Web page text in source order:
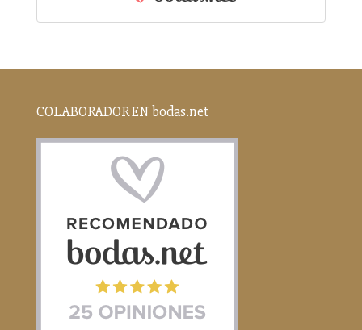
COLABORADOR EN bodas.net